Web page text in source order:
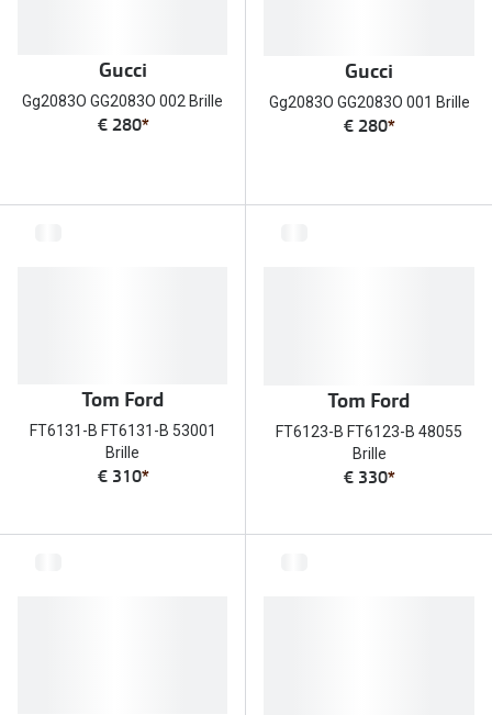
Gucci
Gg2083O GG2083O 002 Brille
€ 280*
Gucci
Gg2083O GG2083O 001 Brille
€ 280*
Tom Ford
FT6131-B FT6131-B 53001
Brille
€ 310*
Tom Ford
FT6123-B FT6123-B 48055
Brille
€ 330*